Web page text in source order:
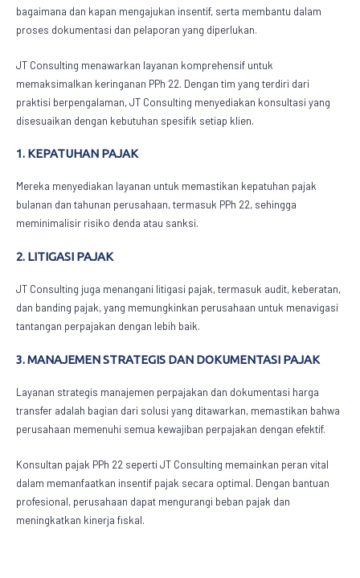
bagaimana dan kapan mengajukan insentif, serta membantu dalam
proses dokumentasi dan pelaporan yang diperlukan.
JT Consulting menawarkan layanan komprehensif untuk
memaksimalkan keringanan PPh 22. Dengan tim yang terdiri dari
praktisi berpengalaman, JT Consulting menyediakan konsultasi yang
disesuaikan dengan kebutuhan spesifik setiap klien.
1. KEPATUHAN PAJAK
Mereka menyediakan layanan untuk memastikan kepatuhan pajak
bulanan dan tahunan perusahaan, termasuk PPh 22, sehingga
meminimalisir risiko denda atau sanksi.
2. LITIGASI PAJAK
JT Consulting juga menangani litigasi pajak, termasuk audit, keberatan,
dan banding pajak, yang memungkinkan perusahaan untuk menavigasi
tantangan perpajakan dengan lebih baik.
3. MANAJEMEN STRATEGIS DAN DOKUMENTASI PAJAK
Layanan strategis manajemen perpajakan dan dokumentasi harga
transfer adalah bagian dari solusi yang ditawarkan, memastikan bahwa
perusahaan memenuhi semua kewajiban perpajakan dengan efektif.
Konsultan pajak PPh 22 seperti JT Consulting memainkan peran vital
dalam memanfaatkan insentif pajak secara optimal. Dengan bantuan
profesional, perusahaan dapat mengurangi beban pajak dan
meningkatkan kinerja fiskal.